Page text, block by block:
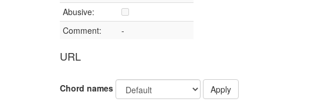
Abusive:
Comment:
-
URL
Chord names Apply